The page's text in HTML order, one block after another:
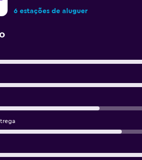
6 estações de aluguer